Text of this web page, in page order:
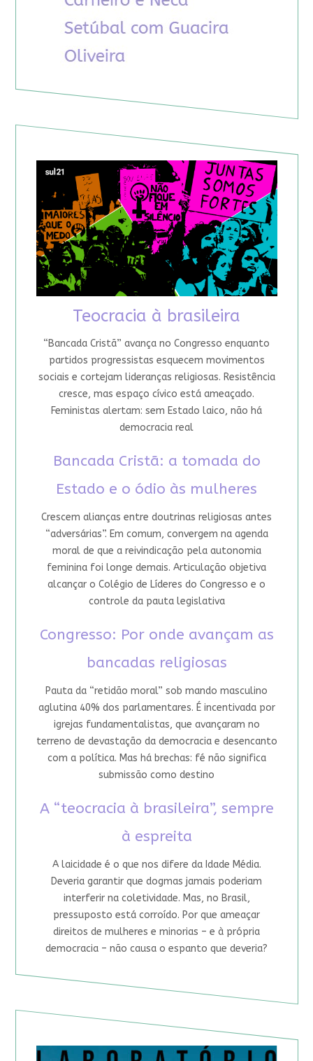
Teocracia à brasileira
“Bancada Cristã” avança no Congresso enquanto
partidos progressistas esquecem movimentos
sociais e cortejam lideranças religiosas. Resistência
cresce, mas espaço cívico está ameaçado.
Feministas alertam: sem Estado laico, não há
democracia real
Bancada Cristã: a tomada do
Estado e o ódio às mulheres
Crescem alianças entre doutrinas religiosas antes
“adversárias”. Em comum, convergem na agenda
moral de que a reivindicação pela autonomia
feminina foi longe demais. Articulação objetiva
alcançar o Colégio de Líderes do Congresso e o
controle da pauta legislativa
Congresso: Por onde avançam as
bancadas religiosas
Pauta da “retidão moral” sob mando masculino
aglutina 40% dos parlamentares. É incentivada por
igrejas fundamentalistas, que avançaram no
terreno de devastação da democracia e desencanto
com a política. Mas há brechas: fé não significa
submissão como destino
A “teocracia à brasileira”, sempre
à espreita
A laicidade é o que nos difere da Idade Média.
Deveria garantir que dogmas jamais poderiam
interferir na coletividade. Mas, no Brasil,
pressuposto está corroído. Por que ameaçar
direitos de mulheres e minorias – e à própria
democracia – não causa o espanto que deveria?